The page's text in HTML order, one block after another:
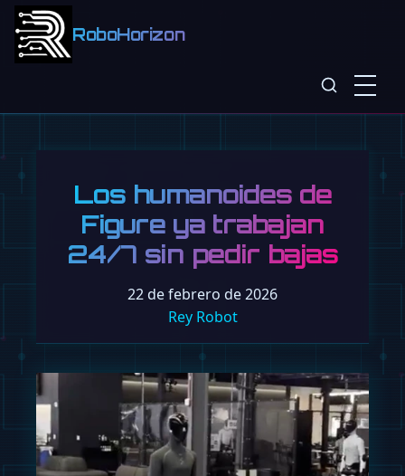
RoboHorizon
Los humanoides de
Figure ya trabajan
24/7 sin pedir bajas
22 de febrero de 2026
Rey Robot